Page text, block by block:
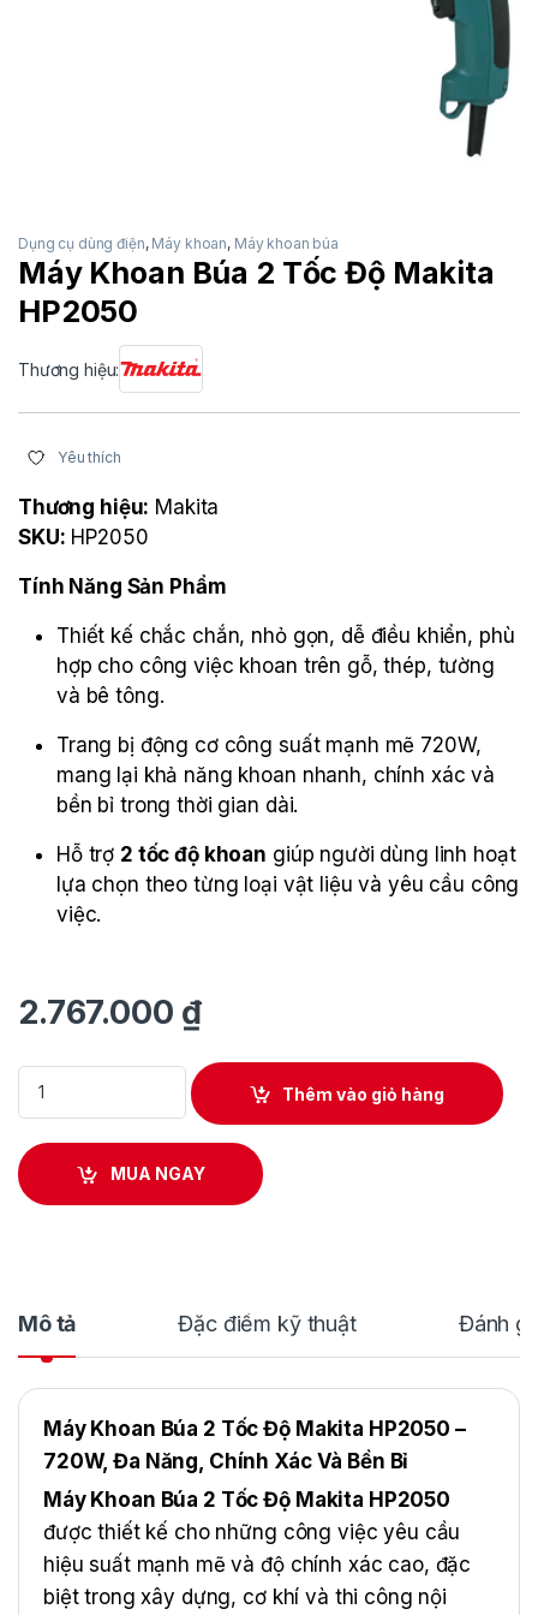
Dụng cụ dùng điện, Máy khoan, Máy khoan búa
Máy Khoan Búa 2 Tốc Độ Makita
HP2050
Thương hiệu:
Yêu thích
Thương hiệu: Makita
SKU: HP2050
Tính Năng Sản Phẩm
Thiết kế chắc chắn, nhỏ gọn, dễ điều khiển, phù
hợp cho công việc khoan trên gỗ, thép, tường
và bê tông.
Trang bị động cơ công suất mạnh mẽ 720W,
mang lại khả năng khoan nhanh, chính xác và
bền bỉ trong thời gian dài.
Hỗ trợ 2 tốc độ khoan giúp người dùng linh hoạt
lựa chọn theo từng loại vật liệu và yêu cầu công
việc.
2.767.000 ₫
Máy Khoan Búa 2 Tốc Độ Makita HP2050 quantity
Thêm vào giỏ hàng
MUA NGAY
Mô tả Đặc điểm kỹ thuật Đánh
Máy Khoan Búa 2 Tốc Độ Makita HP2050 –
720W, Đa Năng, Chính Xác Và Bền Bỉ
Máy Khoan Búa 2 Tốc Độ Makita HP2050
được thiết kế cho những công việc yêu cầu
hiệu suất mạnh mẽ và độ chính xác cao, đặc
biệt trong xây dựng, cơ khí và thi công nội